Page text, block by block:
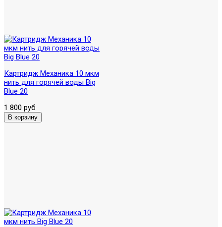
Картридж Механика 10 мкм
нить для горячей воды Big
Blue 20
1 800 руб